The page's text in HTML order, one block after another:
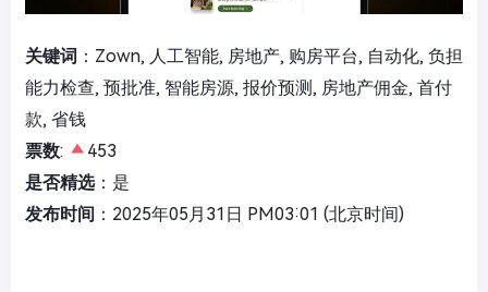
关键词 ：Zown, 人工智能, 房地产, 购房平台, 自动化, 负担
能力检查, 预批准, 智能房源, 报价预测, 房地产佣金, 首付
款, 省钱
票数:
453
是否精选：是
发布时间 ：2025年05月31日 PM03:01 (北京时间)